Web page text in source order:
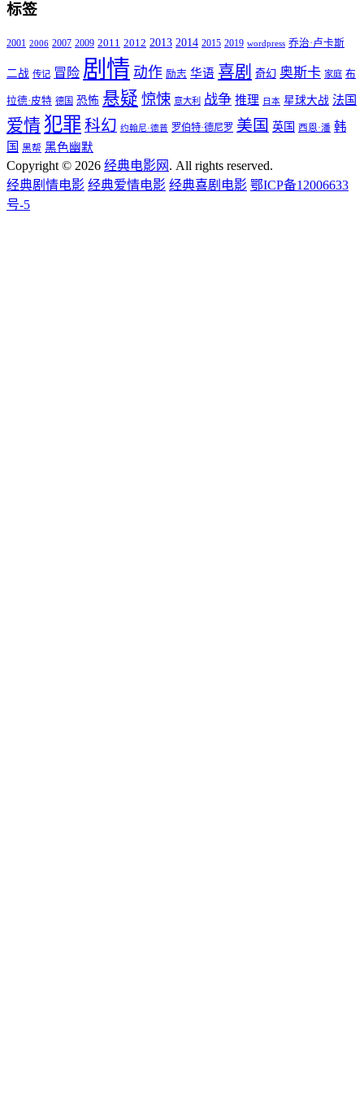
标签
2001 2006 2007 2009 2011 2012 2013 2014 2015 2019 wordpress 乔治·卢卡斯
二战 传记 冒险 剧情 动作 励志 华语 喜剧 奇幻 奥斯卡 家庭 布
拉德·皮特 德国 恐怖 悬疑 惊悚 意大利 战争 推理 日本 星球大战 法国
爱情 犯罪科幻 约翰尼·德普 罗伯特·德尼罗 美国 英国 西恩·潘 韩
国 黑帮 黑色幽默
Copyright © 2026 经典电影网 . All rights reserved.
经典剧情电影 经典爱情电影 经典喜剧电影 鄂ICP备12006633
号-5